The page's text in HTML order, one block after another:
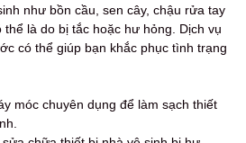
như bồn cầu, sen cây, chậu rửa tay
thể là do bị tắc hoặc hư hỏng. Dịch vụ
có thể giúp bạn khắc phục tình trạng
móc chuyên dụng để làm sạch thiết